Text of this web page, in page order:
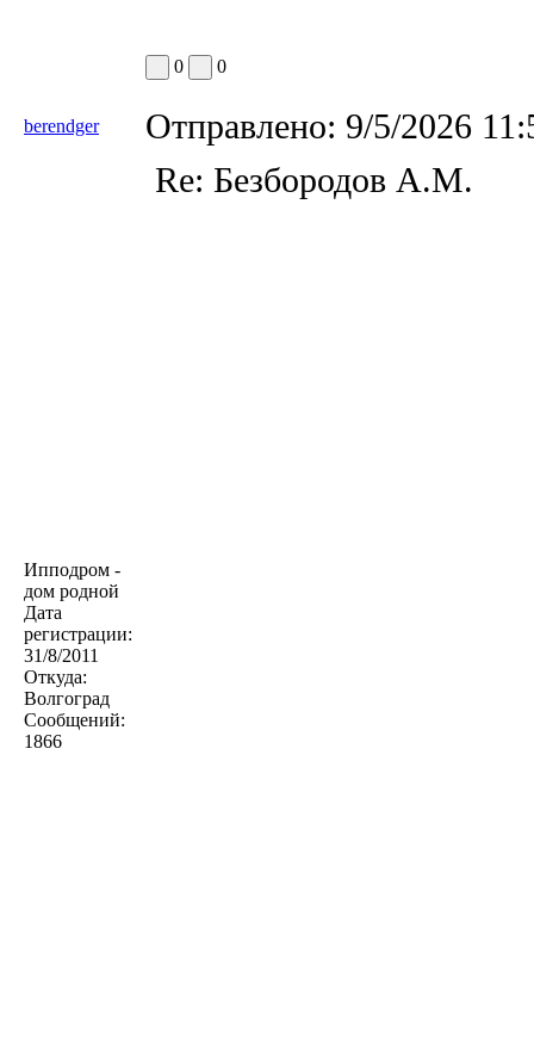
0 0
berendger Отправлено: 9/5/2026
Ипподром -
дом родной
Дата
регистрации:
31/8/2011
Откуда:
Волгоград
Сообщений:
1866
Re: Безбородов А.М.